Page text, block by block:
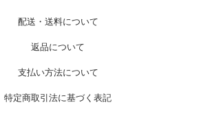
配送・送料について
返品について
支払い方法について
特定商取引法に基づく表記